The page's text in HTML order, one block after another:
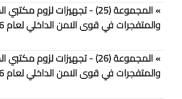
» المجموعة (25) - تجهيزات لزوم
والمتفجرات في قوى الامن الداخلي لعام 2026
» المجموعة (26) - تجهيزات لزوم
والمتفجرات في قوى الامن الداخلي لعام 2026